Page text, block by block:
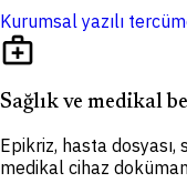
Kurumsal yazılı
medical_services
Sağlık ve medikal
Epikriz, hasta
medikal cihaz